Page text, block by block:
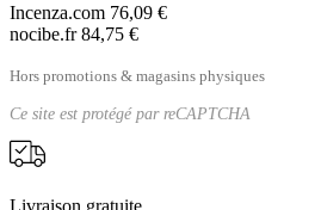
Incenza.com 76,09 €
nocibe.fr 84,75 €
Hors promotions & magasins physiques
Ce site est protégé parreCAPTCHA
Livraison gratuite